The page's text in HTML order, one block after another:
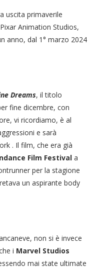
uscita primaverile
Animation Studios,
anno, dal 1° marzo 2024
Dreams, il titolo
fine dicembre, con
vi ricordiamo, è al
e sarà
. Il film, che era già
Film Festival a
per la stagione
un aspirante body
non si è invece
i Marvel Studios
mai state ultimate